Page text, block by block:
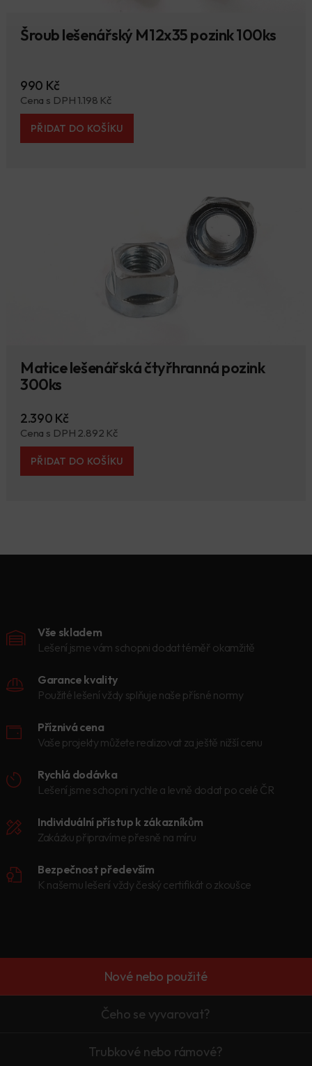
Šroub lešenářský M12x35 pozink 100ks
990 Kč
Cena s DPH 1.198 Kč
PŘIDAT DO KOŠÍKU
Matice lešenářská čtyřhranná pozink
300ks
2.390 Kč
Cena s DPH 2.892 Kč
PŘIDAT DO KOŠÍKU
Vše skladem
Lešení jsme vám schopni dodat téměř okamžitě
Garance kvality
Použité lešení vždy splňuje naše přísné normy
Příznivá cena
Vaše projekty můžete realizovat za ještě nižší cenu
Rychlá dodávka
Lešení jsme schopni rychle a levně dodat po celé ČR
Individuální přístup k zákazníkům
Zakázku připravíme přesně na míru
Bezpečnost především
K našemu lešení vždy český certifikát o zkoušce
Nové nebo použité
Čeho se vyvarovat?
Trubkové nebo rámové?